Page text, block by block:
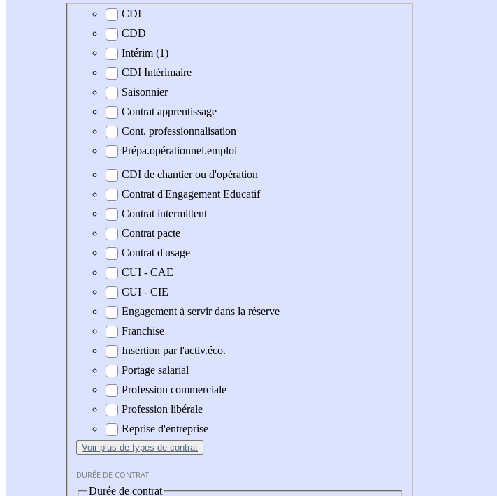
Type de contrat
CDI
CDD
Intérim (1)
CDI Intérimaire
Saisonnier
Contrat apprentissage
Cont. professionnalisation
Prépa.opérationnel.emploi
CDI de chantier ou d'opération
Contrat d'Engagement Educatif
Contrat intermittent
Contrat pacte
Contrat d'usage
CUI - CAE
CUI - CIE
Engagement à servir dans la réserve
Franchise
Insertion par l'activ.éco.
Portage salarial
Profession commerciale
Profession libérale
Reprise d'entreprise
Voir plus de types de contrat
DURÉE DE CONTRAT
Durée de contrat